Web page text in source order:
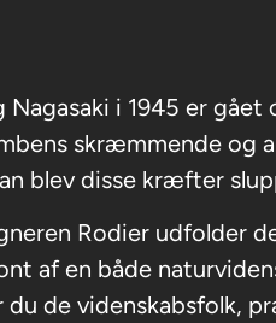
i 1945 er gået
skræmmende og
blev disse kræfter
Rodier udfolder
af en både
de videnskabsfolk,